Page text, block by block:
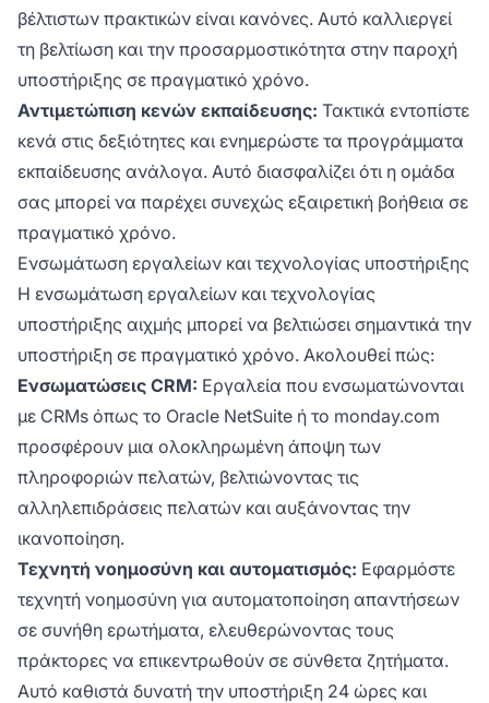
βέλτιστων πρακτικών είναι κανόνες. Αυτό καλλιεργεί
τη βελτίωση και την προσαρμοστικότητα στην παροχή
υποστήριξης σε πραγματικό χρόνο.
Αντιμετώπιση κενών εκπαίδευσης: Τακτικά εντοπίστε
κενά στις δεξιότητες και ενημερώστε τα προγράμματα
εκπαίδευσης ανάλογα. Αυτό διασφαλίζει ότι η ομάδα
σας μπορεί να παρέχει συνεχώς εξαιρετική βοήθεια σε
πραγματικό χρόνο.
Ενσωμάτωση εργαλείων και τεχνολογίας υποστήριξης
Η ενσωμάτωση εργαλείων και τεχνολογίας
υποστήριξης αιχμής μπορεί να βελτιώσει σημαντικά την
υποστήριξη σε πραγματικό χρόνο. Ακολουθεί πώς:
Ενσωματώσεις CRM: Εργαλεία που ενσωματώνονται
με CRMs όπως το Oracle NetSuite ή το monday.com
προσφέρουν μια ολοκληρωμένη άποψη των
πληροφοριών πελατών, βελτιώνοντας τις
αλληλεπιδράσεις πελατών και αυξάνοντας την
ικανοποίηση.
Τεχνητή νοημοσύνη και αυτοματισμός: Εφαρμόστε
τεχνητή νοημοσύνη για αυτοματοποίηση απαντήσεων
σε συνήθη ερωτήματα, ελευθερώνοντας τους
πράκτορες να επικεντρωθούν σε σύνθετα ζητήματα.
Αυτό καθιστά δυνατή την υποστήριξη 24 ώρες και